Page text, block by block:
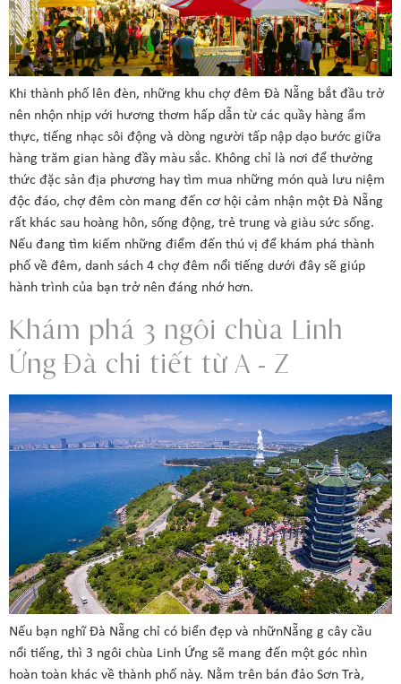
Khi thành phố lên đèn, những khu chợ đêm Đà Nẵng bắt đầu trở
nên nhộn nhịp với hương thơm hấp dẫn từ các quầy hàng ẩm
thực, tiếng nhạc sôi động và dòng người tấp nập dạo bước giữa
hàng trăm gian hàng đầy màu sắc. Không chỉ là nơi để thưởng
thức đặc sản địa phương hay tìm mua những món quà lưu niệm
độc đáo, chợ đêm còn mang đến cơ hội cảm nhận một Đà Nẵng
rất khác sau hoàng hôn, sống động, trẻ trung và giàu sức sống.
Nếu đang tìm kiếm những điểm đến thú vị để khám phá thành
phố về đêm, danh sách 4 chợ đêm nổi tiếng dưới đây sẽ giúp
hành trình của bạn trở nên đáng nhớ hơn.
Khám phá 3 ngôi chùa Linh
Ứng Đà chi tiết từ A – Z
Nếu bạn nghĩ Đà Nẵng chỉ có biển đẹp và nhữnNẵng g cây cầu
nổi tiếng, thì 3 ngôi chùa Linh Ứng sẽ mang đến một góc nhìn
hoàn toàn khác về thành phố này. Nằm trên bán đảo Sơn Trà,